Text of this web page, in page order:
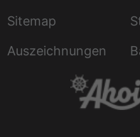
Sitemap
Auszeichnungen